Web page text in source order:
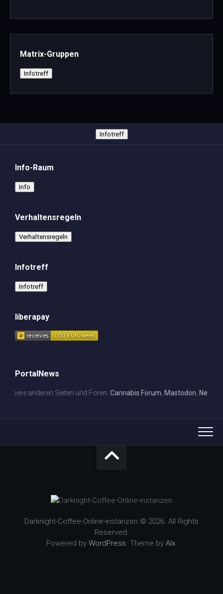
Matrix-Gruppen
Infotreff
Infotreff
Info-Raum
Info
Verhaltensregeln
Verhaltensregeln
Infotreff
Infotreff
liberapay
PortalNews
anderen Seiten und Foren:Cannabis Forum,Mastodon,
Darknight-Coffee-Online-instanzen © 2026. All Rights
Reserved.
Powered by WordPress. Theme by Alx.